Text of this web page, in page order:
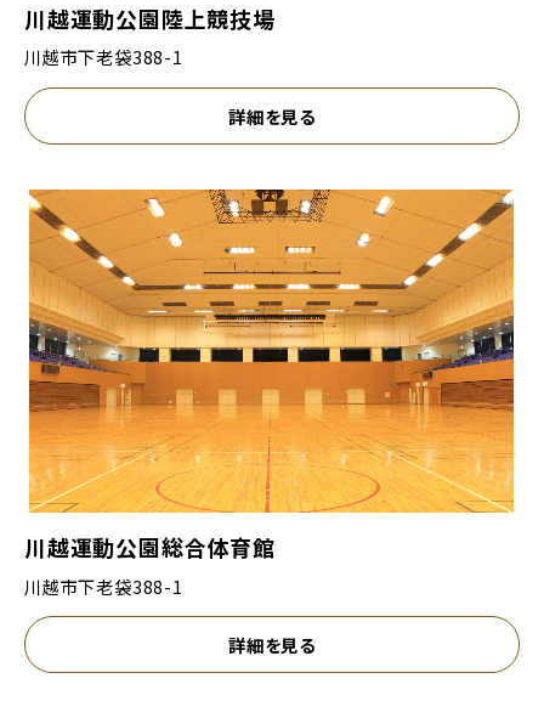
川越運動公園陸上競技場
川越市下老袋388-1
詳細を見る
川越運動公園総合体育館
川越市下老袋388-1
詳細を見る